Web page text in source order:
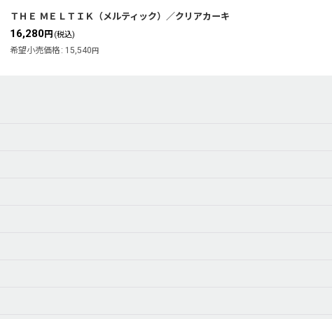
絞り込む
ＴＨＥ ＭＥＬＴＩＫ（メルティック）／クリアカーキ
16,280円 (税込)
希望小売価格 : 15,540円